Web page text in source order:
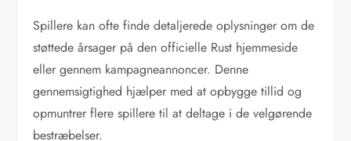
Spillere kan ofte finde detaljerede oplysninger om de
støttede årsager på den officielle Rust hjemmeside
eller gennem kampagneannoncer. Denne
gennemsigtighed hjælper med at opbygge tillid og
opmuntrer flere spillere til at deltage i de velgørende
bestræbelser.